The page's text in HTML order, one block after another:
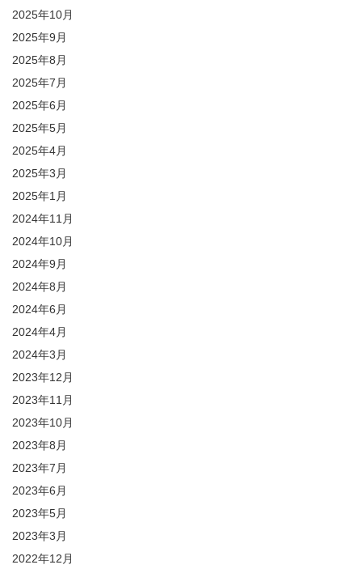
2025年10月
2025年9月
2025年8月
2025年7月
2025年6月
2025年5月
2025年4月
2025年3月
2025年1月
2024年11月
2024年10月
2024年9月
2024年8月
2024年6月
2024年4月
2024年3月
2023年12月
2023年11月
2023年10月
2023年8月
2023年7月
2023年6月
2023年5月
2023年3月
2022年12月